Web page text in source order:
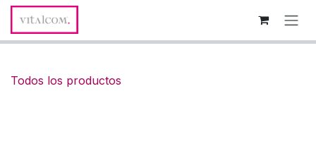
Ir al contenido
Todos los productos